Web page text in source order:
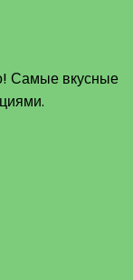
Самые вкусные